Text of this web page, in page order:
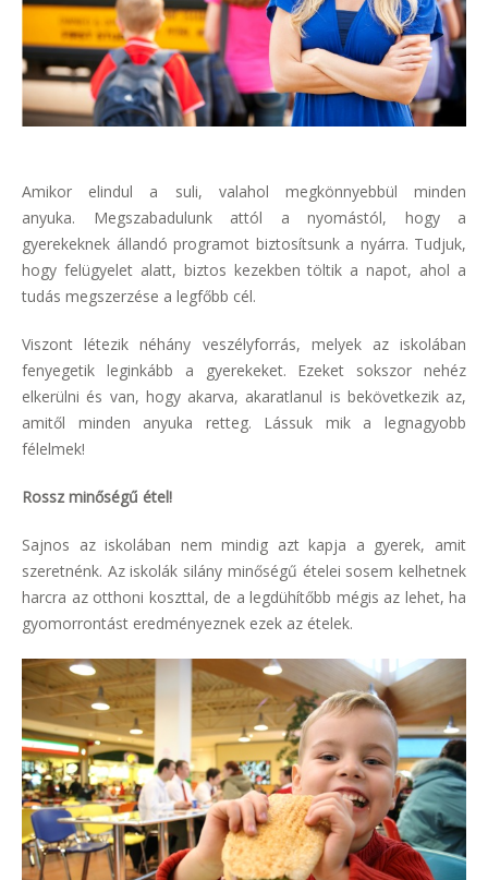
Amikor elindul a suli, valahol megkönnyebbül minden
anyuka. Megszabadulunk attól a nyomástól, hogy a
gyerekeknek állandó programot biztosítsunk a nyárra. Tudjuk,
hogy felügyelet alatt, biztos kezekben töltik a napot, ahol a
tudás megszerzése a legfőbb cél.
Viszont létezik néhány veszélyforrás, melyek az iskolában
fenyegetik leginkább a gyerekeket. Ezeket sokszor nehéz
elkerülni és van, hogy akarva, akaratlanul is bekövetkezik az,
amitől minden anyuka retteg. Lássuk mik a legnagyobb
félelmek!
Rossz minőségű étel!
Sajnos az iskolában nem mindig azt kapja a gyerek, amit
szeretnénk. Az iskolák silány minőségű ételei sosem kelhetnek
harcra az otthoni koszttal, de a legdühítőbb mégis az lehet, ha
gyomorrontást eredményeznek ezek az ételek.